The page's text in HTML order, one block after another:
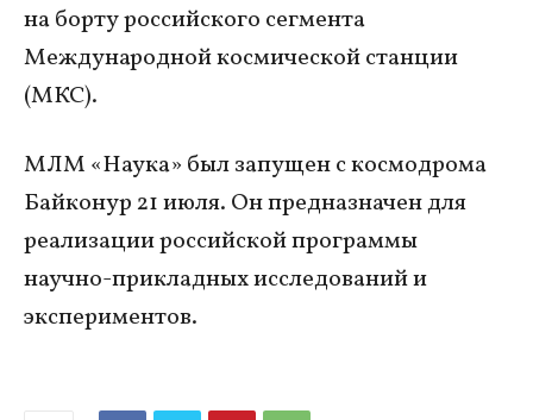
на борту российского сегмента
Международной космической станции
(МКС).
МЛМ «Наука» был запущен с космодрома
Байконур 21 июля. Он предназначен для
реализации российской программы
научно-прикладных исследований и
экспериментов.